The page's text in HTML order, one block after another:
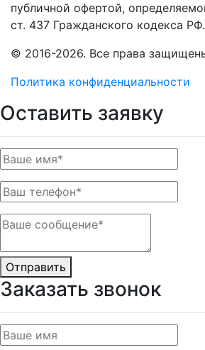
публичной офертой,
ст. 437 Гражданского кодекса РФ.
© 2016-2026. Все права
Политика конфиденциальности
Оставить заявку
Отправить
Заказать звонок